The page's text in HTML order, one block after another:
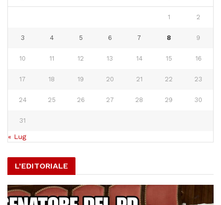
1 2
3 4 5 6 7 8 9
10 11 12 13 14 15 16
17 18 19 20 21 22 23
24 25 26 27 28 29 30
31
« Lug
L’EDITORIALE